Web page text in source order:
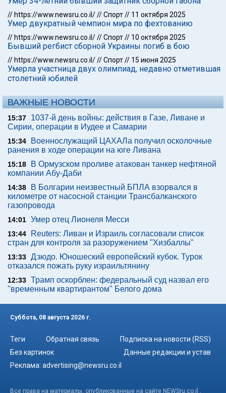
// https://www.newsru.co.il///Спорт// 11 октября 2025
Умер двукратный чемпион мира по фехтованию
// https://www.newsru.co.il///Спорт// 10 октября 2025
Бывший регбист сборной Украины погиб в бою
// https://www.newsru.co.il///Спорт// 15 июня 2025
Умерла участница двух олимпиад, недавно отметившая
столетний юбилей
ВАЖНЫЕ НОВОСТИ
15:37
1037-й день войны: действия в Газе, Ливане и
Сирии, операции в Иудее и Самарии
15:34
Военнослужащий ЦАХАЛа получил осколочные
ранения в ходе операции на юге Ливана
15:18
В Ормузском проливе атакован танкер нефтяной
компании Абу-Даби
14:38
В Болгарии неизвестный БПЛА взорвался в
километре от насосной станции Трансбалканского
газопровода
14:01 Умер отец Лионеля Месси
13:44
Reuters: Ливан и Израиль согласовали список
стран для контроля за разоружением "Хизбаллы"
13:33 Дзюдо. Юношеский европейский кубок. Турок
отказался пожать руку израильтянину
12:33 Трамп оскорблен: федеральный суд назвал его
"временным квартирантом" Белого дома
Суббота, 08 августа 2026 г.
Теги Обратная связь
Подписка на новости (RSS)
Без картинок
Данные редакции и устав
Реклама: advertising@newsru.co.il
Все права на материалы, опубликованные на сайте NEWSru.co.il ,